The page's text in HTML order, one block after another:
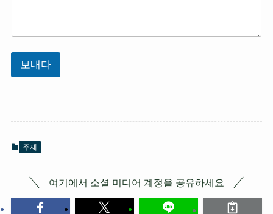
보내다
주제
여기에서 소셜 미디어 계정을 공유하세요